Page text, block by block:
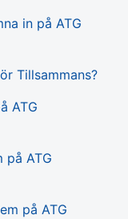
in på ATG
Tillsammans?
ATG
på ATG
på ATG